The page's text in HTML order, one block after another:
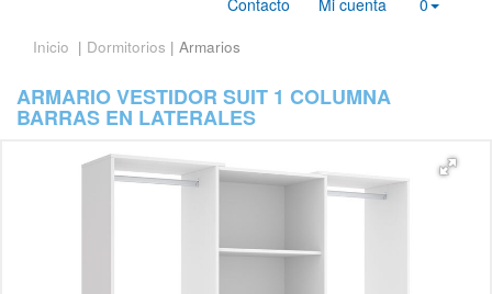
Inicio | Dormitorios | Armarios
ARMARIO VESTIDOR SUIT 1 COLUMNA
BARRAS EN LATERALES